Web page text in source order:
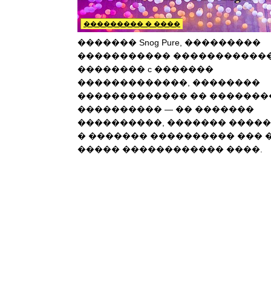
��������� � ����
������� Snog Pure, ���������
�����������
�������� c �������
�������������, ��������
������������� ��
���������� — �� �������
����������, ������� �����
� ������� ���������� ���
����� ������������ ����.